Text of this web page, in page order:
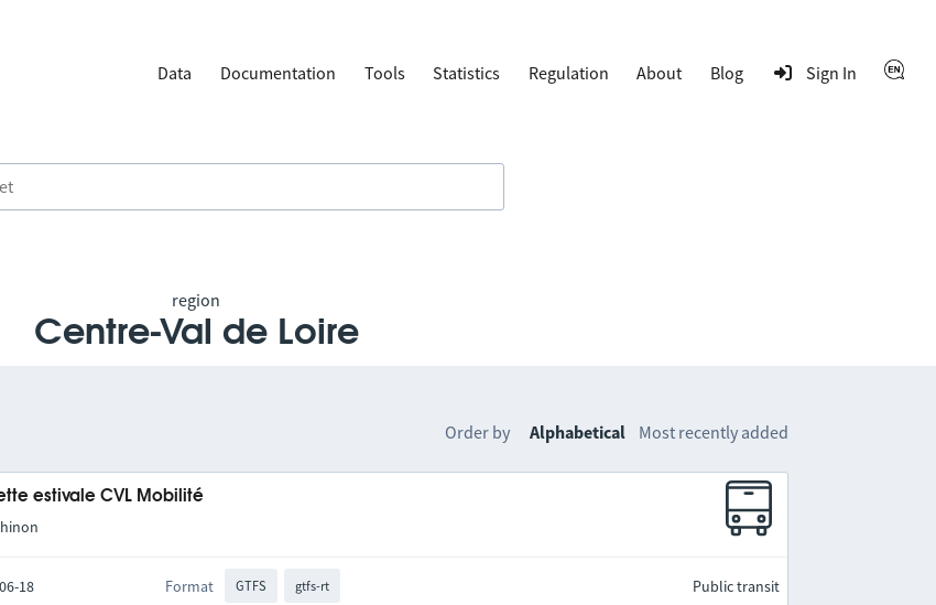
Data Documentation Tools Statistics Regulation About Blog Sign In
region
Centre-Val de Loire
Order by Alphabetical Most recently added
estivale CVL Mobilité
18 Format GTFS gtfs-rt Public transit